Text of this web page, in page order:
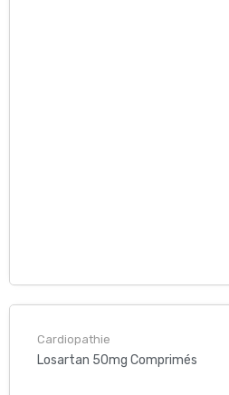
Cardiopathie
Losartan 50mg Comprimés